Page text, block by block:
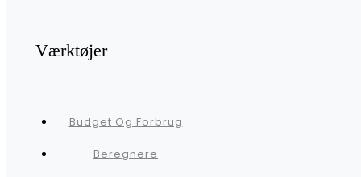
Værktøjer
Budget Og Forbrug
Beregnere